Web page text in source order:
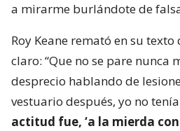
a mirarme burlándote de
Roy Keane remató en su
claro: “Que no se pare nunca
desprecio hablando de
vestuario después, yo no
actitud fue, ‘a la mierda con